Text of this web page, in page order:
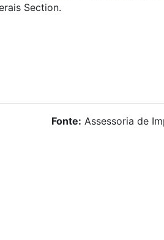
Section.
Fonte: Assessoria de